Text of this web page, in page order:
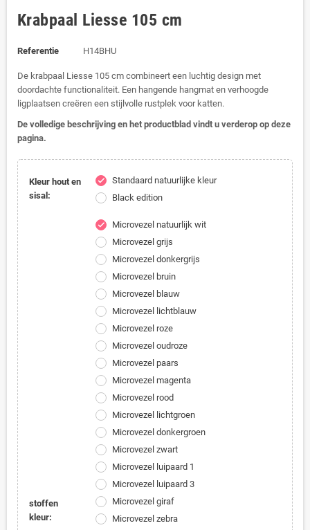
Krabpaal Liesse 105 cm
Referentie H14BHU
De krabpaal Liesse 105 cm combineert een luchtig design met
doordachte functionaliteit. Een hangende hangmat en verhoogde
ligplaatsen creëren een stijlvolle rustplek voor katten.
De volledige beschrijving en het productblad vindt u verderop op deze
pagina.
Kleur hout en
sisal:
check
Standaard natuurlijke kleur
Black edition
stoffen
kleur:
check
Microvezel natuurlijk wit
Microvezel grijs
Microvezel donkergrijs
Microvezel bruin
Microvezel blauw
Microvezel lichtblauw
Microvezel roze
Microvezel oudroze
Microvezel paars
Microvezel magenta
Microvezel rood
Microvezel lichtgroen
Microvezel donkergroen
Microvezel zwart
Microvezel luipaard 1
Microvezel luipaard 3
Microvezel giraf
Microvezel zebra